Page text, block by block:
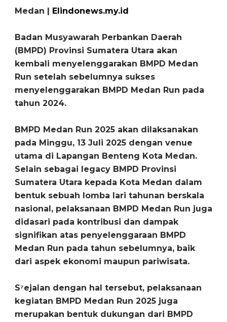
Medan | Elindonews.my.id
Badan Musyawarah Perbankan Daerah
(BMPD) Provinsi Sumatera Utara akan
kembali menyelenggarakan BMPD Medan
Run setelah sebelumnya sukses
menyelenggarakan BMPD Medan Run pada
tahun 2024.
BMPD Medan Run 2025 akan dilaksanakan
pada Minggu, 13 Juli 2025 dengan venue
utama di Lapangan Benteng Kota Medan.
Selain sebagai legacy BMPD Provinsi
Sumatera Utara kepada Kota Medan dalam
bentuk sebuah lomba lari tahunan berskala
nasional, pelaksanaan BMPD Medan Run juga
didasari pada kontribusi dan dampak
signifikan atas penyelenggaraan BMPD
Medan Run pada tahun sebelumnya, baik
dari aspek ekonomi maupun pariwisata.
S⁷ejalan dengan hal tersebut, pelaksanaan
kegiatan BMPD Medan Run 2025 juga
merupakan bentuk dukungan dari BMPD